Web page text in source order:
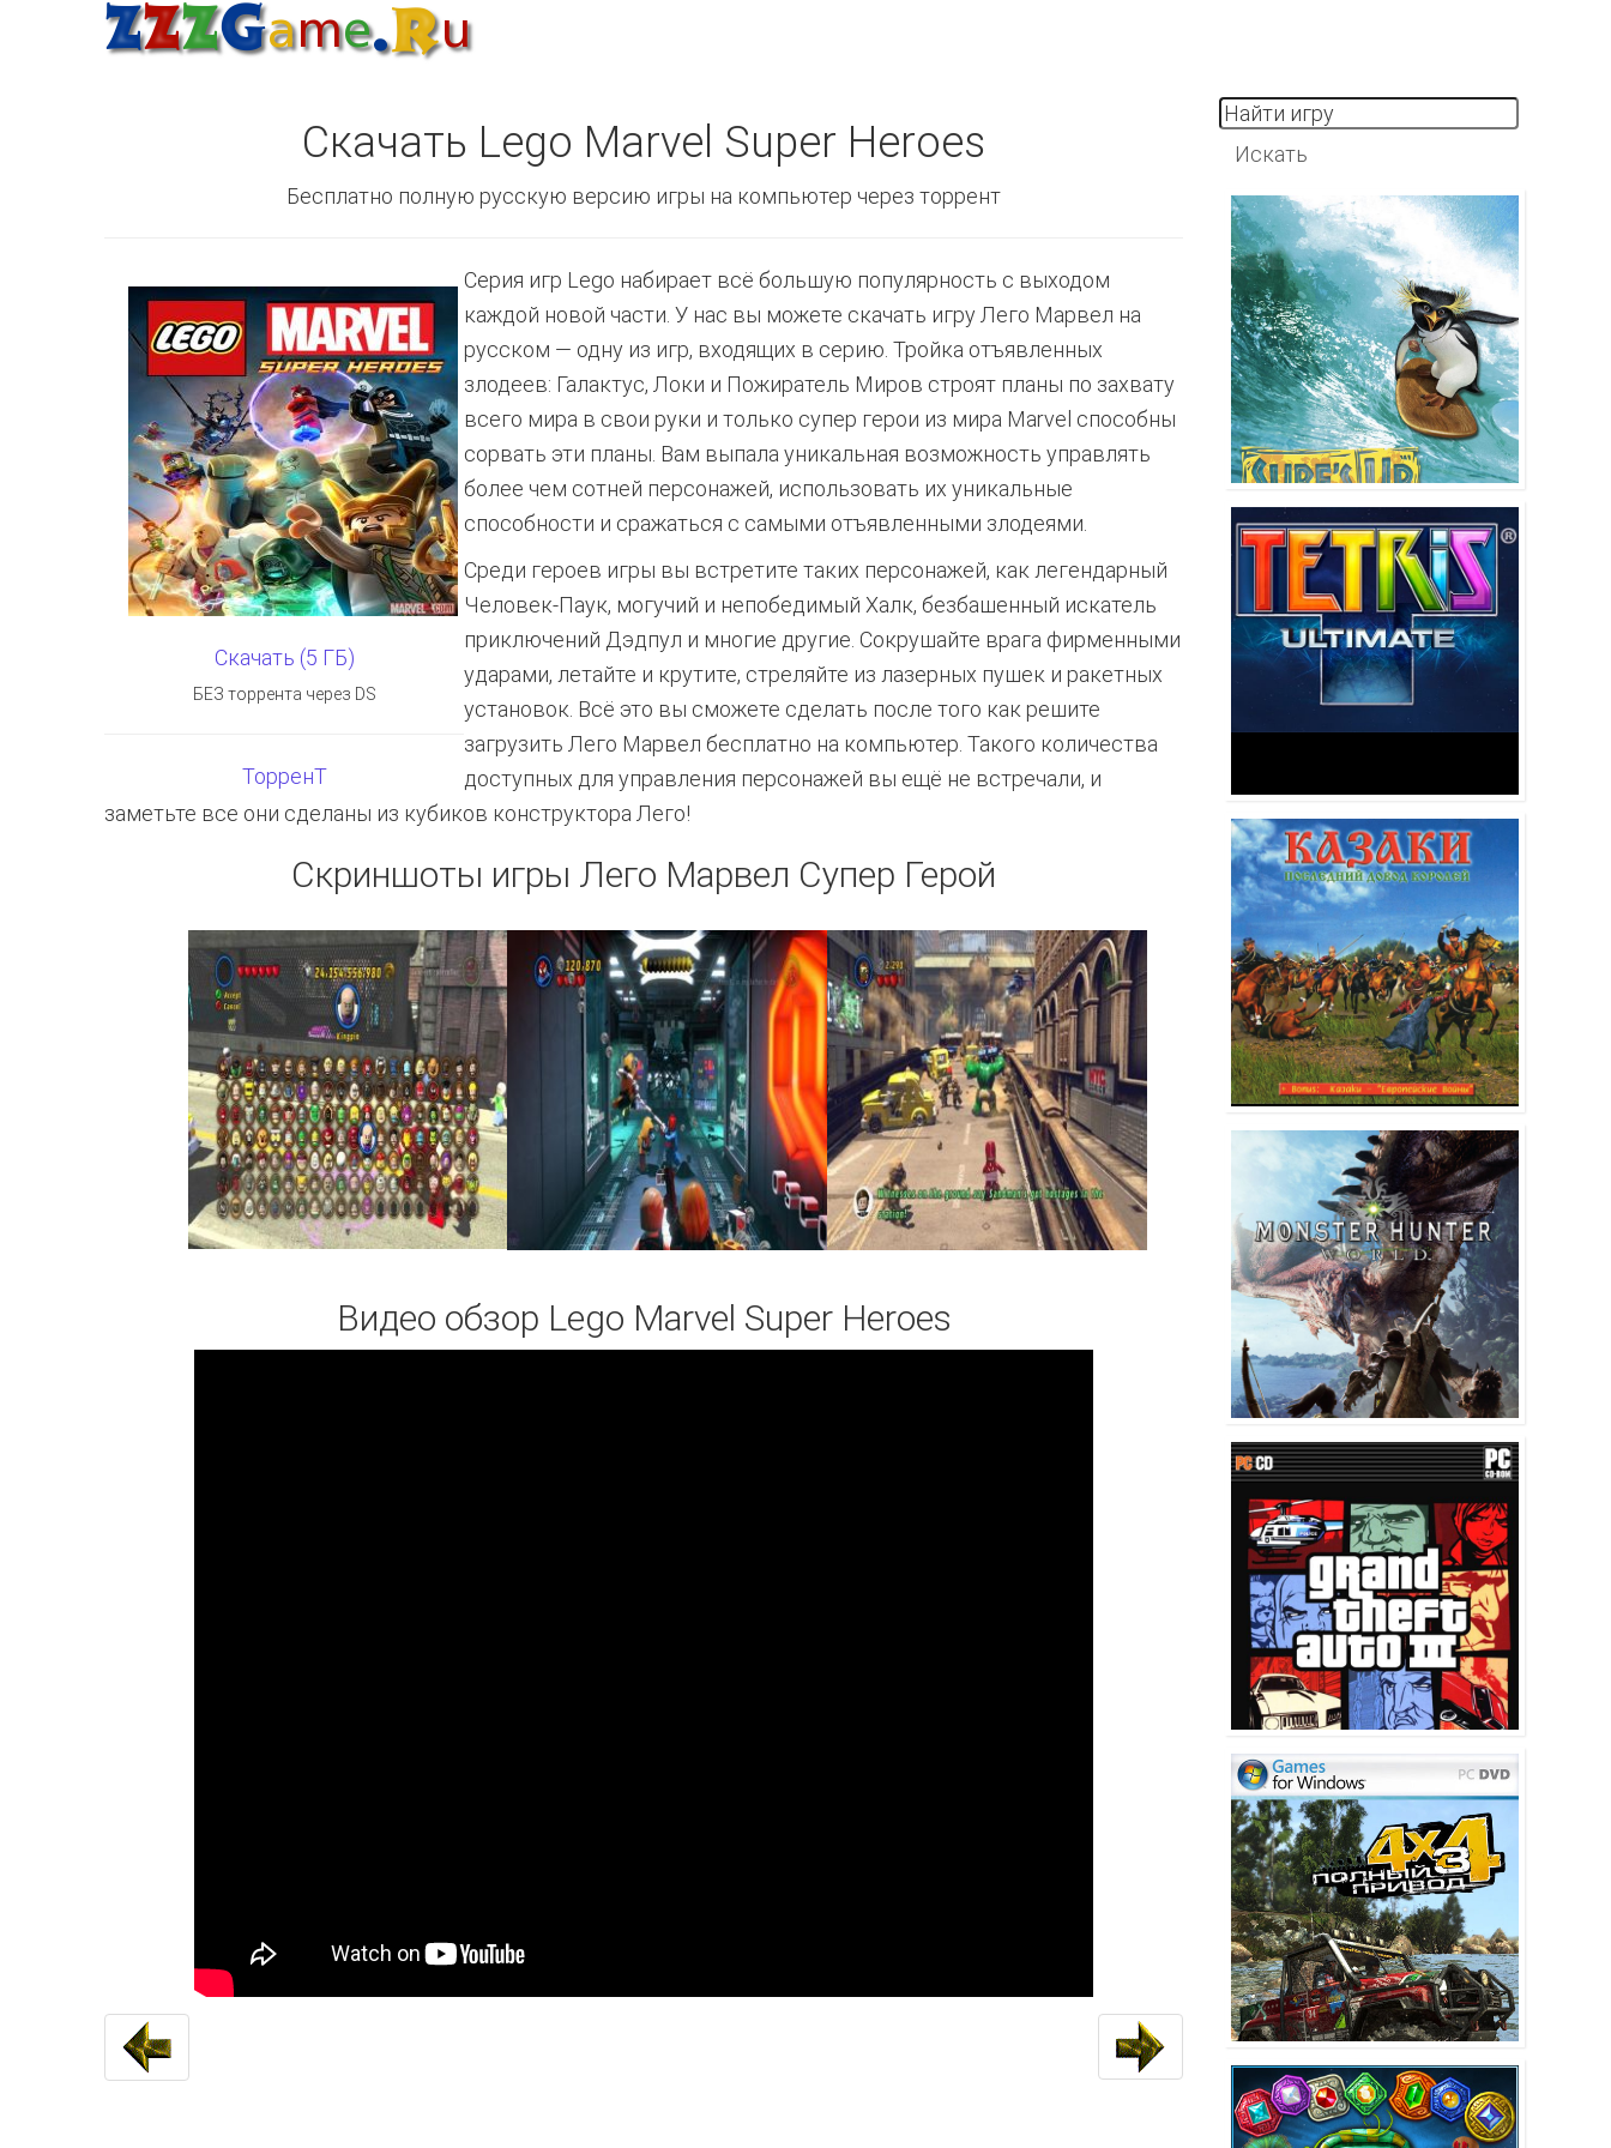
Скачать Lego Marvel Super Heroes
Бесплатно полную русскую версию игры на компьютер через торрент
Скачать (5 ГБ)
БЕЗ торрента через DS
ТорренТ
Серия игр Lego набирает всё большую популярность с выходом
каждой новой части. У нас вы можете скачать игру Лего Марвел на
русском — одну из игр, входящих в серию. Тройка отъявленных
злодеев: Галактус, Локи и Пожиратель Миров строят планы по захвату
всего мира в свои руки и только супер герои из мира Marvel способны
сорвать эти планы. Вам выпала уникальная возможность управлять
более чем сотней персонажей, использовать их уникальные
способности и сражаться с самыми отъявленными злодеями.
Среди героев игры вы встретите таких персонажей, как легендарный
Человек-Паук, могучий и непобедимый Халк, безбашенный искатель
приключений Дэдпул и многие другие. Сокрушайте врага фирменными
ударами, летайте и крутите, стреляйте из лазерных пушек и ракетных
установок. Всё это вы сможете сделать после того как решите
загрузить Лего Марвел бесплатно на компьютер. Такого количества
доступных для управления персонажей вы ещё не встречали, и
заметьте все они сделаны из кубиков конструктора Лего!
Скриншоты игры Лего Марвел Супер Герой
Видео обзор Lego Marvel Super Heroes